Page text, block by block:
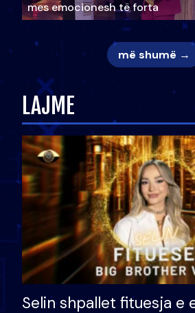
mes emocionesh të forta
më shumë →
LAJME
Selin shpallet fituesja e